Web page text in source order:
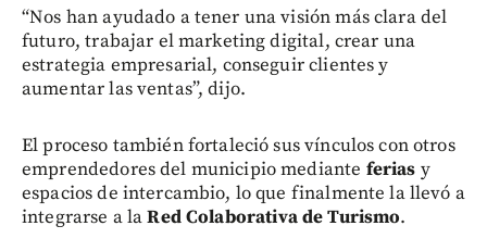
“Nos han ayudado a tener una visión más clara del
futuro, trabajar el marketing digital, crear una
estrategia empresarial, conseguir clientes y
aumentar las ventas”, dijo.
El proceso también fortaleció sus vínculos con otros
emprendedores del municipio mediante ferias y
espacios de intercambio, lo que finalmente la llevó a
integrarse a laRed Colaborativa de Turismo.